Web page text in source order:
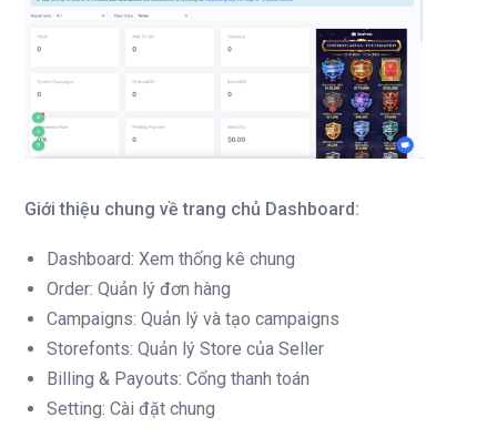
Giới thiệu chung về trang chủ Dashboard:
Dashboard: Xem thống kê chung
Order: Quản lý đơn hàng
Campaigns: Quản lý và tạo campaigns
Storefonts: Quản lý Store của Seller
Billing & Payouts: Cổng thanh toán
Setting: Cài đặt chung